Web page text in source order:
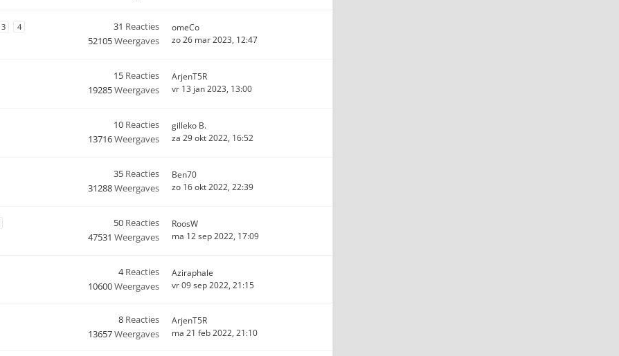
3 4 31 Reacties
52105Weergaves
omeCo
zo 26 mar 2023, 12:47
15 Reacties
19285Weergaves
ArjenT5R
vr 13 jan 2023, 13:00
10 Reacties
13716Weergaves
gilleko B.
za 29 okt 2022, 16:52
35 Reacties
31288Weergaves
Ben70
zo 16 okt 2022, 22:39
50 Reacties
47531 Weergaves
RoosW
ma 12 sep 2022, 17:09
4Reacties
10600Weergaves
Aziraphale
vr 09 sep 2022, 21:15
8 Reacties
13657Weergaves
ArjenT5R
ma 21 feb 2022, 21:10